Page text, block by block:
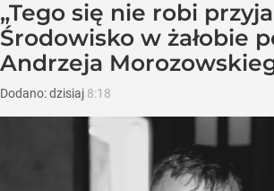
„Tego się nie robi
Środowisko w żałobie
Andrzeja
Dodano:dzisiaj 8:18